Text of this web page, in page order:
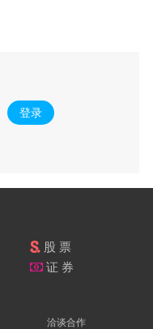
登录 。
股 票
证 券
洽谈合作